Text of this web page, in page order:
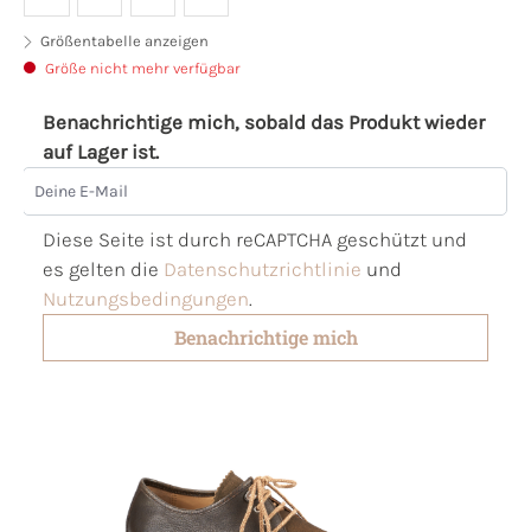
Größentabelle anzeigen
Größe nicht mehr verfügbar
Benachrichtige mich, sobald das Produkt wieder
auf Lager ist.
Deine E-Mail
Diese Seite ist durch reCAPTCHA geschützt und
es gelten die Datenschutzrichtlinie und
Nutzungsbedingungen.
Benachrichtige mich